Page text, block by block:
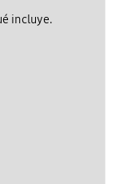
incluye.